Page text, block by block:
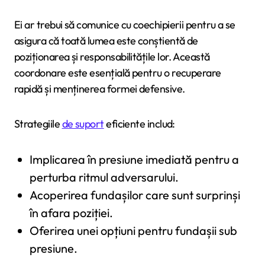
Ei ar trebui să comunice cu coechipierii pentru a se
asigura că toată lumea este conștientă de
poziționarea și responsabilitățile lor. Această
coordonare este esențială pentru o recuperare
rapidă și menținerea formei defensive.
Strategiilede suporteficiente includ:
Implicarea în presiune imediată pentru a
perturba ritmul adversarului.
Acoperirea fundașilor care sunt surprinși
în afara poziției.
Oferirea unei opțiuni pentru fundașii sub
presiune.